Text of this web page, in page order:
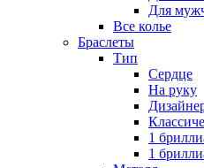
Для
Все колье
Браслеты
Тип
Сердце
На руку
1
1